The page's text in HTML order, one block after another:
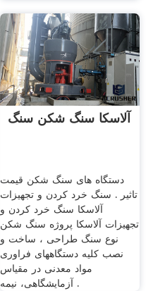
آلاسکا سنگ شکن سنگ
دستگاه های سنگ شکن قیمت
تاثیر . سنگ خرد کردن و تجهیزات
آلاسکا سنگ خرد کردن و
تجهیزات آلاسکا پروژه سنگ شکن
نوع سنگ طراحی ، ساخت و
نصب کلیه دستگاههای فراوری
مواد معدنی در مقیاس
آزمایشگاهی، نیمه .